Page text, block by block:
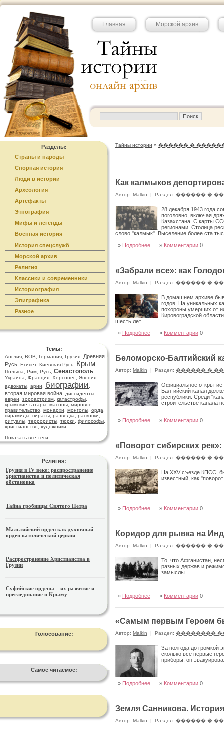
Главная Морской архив
Разделы:
Страны и народы
Спорная история
Люди в истории
Археология
Артефакты
Этнография
Мифы и легенды
Военная история
История спецслужб
Морской архив
Религия
Классики и современники
Историография
Эпиграфика
Разное
Темы:
Англия ВОВ Германия Грузия
Древняя
Русь Египет, Киевская Русь Крым
Польша
Рим Русь Севастополь
Украина
Франция Херсонес Япония
адвокаты арии биографии
вторая мировая война диссиденты
евреи
зороастризм катастрофы
крымские татары масоны мировое
правительство
монархи монголы орда
пирамиды пираты разведка раскопки
ритуалы террористы тюрки философы
христианство
художники
Показать все теги
Религия:
Грузия в IV веке: распространение
христианства и политическая
обстановка
Тайна гробницы Святого Петра
Мальтийский орден как духовный
орден католической церкви
Распространение Христианства в
Грузии
Суфийские ордены – их развитие и
преследование в Крыму
Голосование:
Самое читаемое:
Тайны истории » ������ �
Как калмыков
Автор: Malkin | Раздел: ������ �
28 декабря 1943 года
поголовно, включая
Казахстана. С карты
регионами. Столица
слово "калмык". Выселение более ста
» Подробнее » Комментарии 0
«Забрали все»: как
Автор: Malkin | Раздел: ������ �
В домашнем архиве
годов. На уникальных
похороны умерших от
Кировоградской
шесть лет.
» Подробнее » Комментарии 0
Беломорско-Балтийский
Автор: Malkin | Раздел: ������ �
Официальное открытие
Балтийский канал
республики. Среди
строительстве канала
» Подробнее » Комментарии 0
«Поворот сибирских
Автор: Malkin | Раздел: ������ �
На XXV съезде КПСС,
известный, как
» Подробнее » Комментарии 0
Коридор для рывка на
Автор: Malkin | Раздел: ������ �
То, что Афганистан,
разных держав и
замыслы.
» Подробнее » Комментарии 0
«Самым первым Героем
Автор: Malkin | Раздел: ��������
За полгода до громкой
сколько все первые
приборы, он
» Подробнее » Комментарии 0
Земля Санникова.
Автор: Malkin | Раздел: ������ �